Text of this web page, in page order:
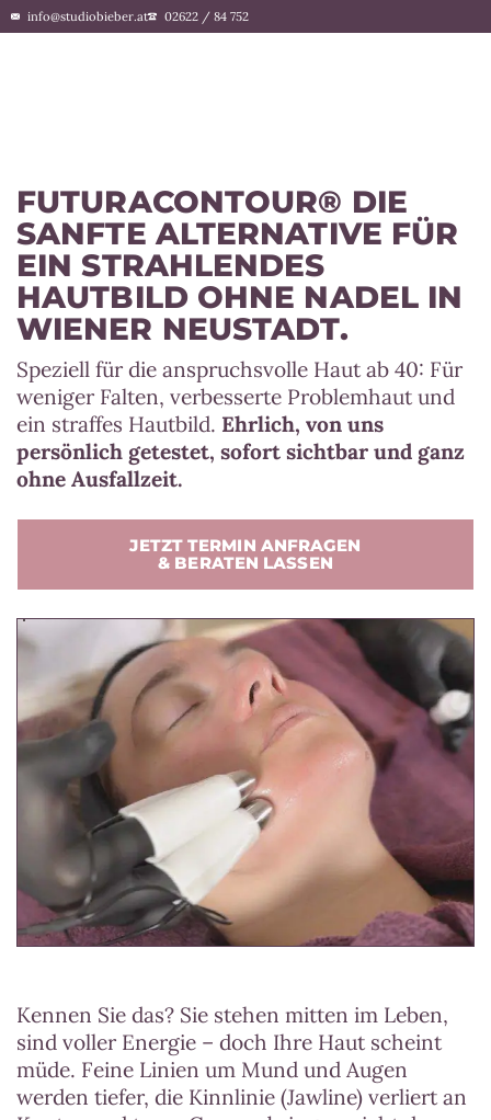
info@studiobieber.at 02622 / 84 752
FUTURACONTOUR® DIE
SANFTE ALTERNATIVE FÜR
EIN STRAHLENDES
HAUTBILD OHNE NADEL IN
WIENER NEUSTADT.
Speziell für die anspruchsvolle Haut ab 40: Für
weniger Falten, verbesserte Problemhaut und
ein straffes Hautbild. Ehrlich, von uns
persönlich getestet, sofort sichtbar und ganz
ohne Ausfallzeit.
JETZT TERMIN ANFRAGEN
& BERATEN LASSEN
Kennen Sie das? Sie stehen mitten im Leben,
sind voller Energie – doch Ihre Haut scheint
müde. Feine Linien um Mund und Augen
werden tiefer, die Kinnlinie (Jawline) verliert an